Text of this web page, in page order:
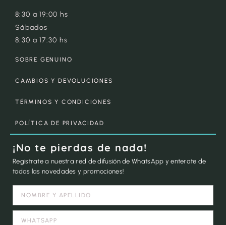
8:30 a 19:00 hs
Sábados
8:30 a 17:30 hs
SOBRE GENUINO
CAMBIOS Y DEVOLUCIONES
TÉRMINOS Y CONDICIONES
POLÍTICA DE PRIVACIDAD
¡No te pierdas de nada!
Registrate a nuestra red de difusión de WhatsApp y enterate de
todas las novedades y promociones!